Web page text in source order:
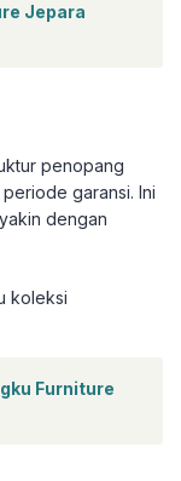
Jepara
penopang
garansi. Ini
dengan
koleksi
Furniture